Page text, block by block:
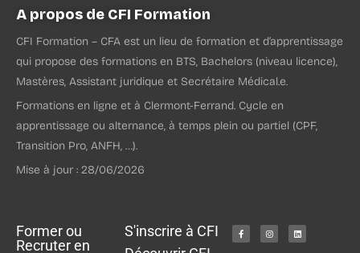
A propos de CFI Formation
CFI Formation – CFA est un lieu de formation et d’apprentissage
qui propose des formations en BTS, Bachelors (niveau licence),
Mastères, Assistant juridique et Secrétaire Médical.e.
Formations en ligne et à Clermont-Ferrand. Cycle en
apprentissage ou alternance, à temps plein ou partiel (CPF,
Transition Pro, ANFH, …).
Mise à jour : 28/06/2026
Former ou
Recruter en
S'inscrire à CFI